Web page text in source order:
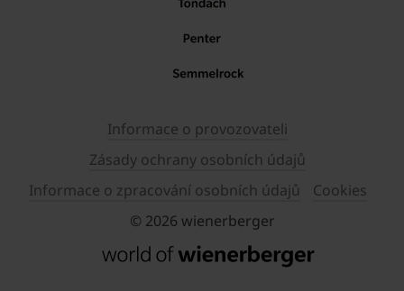
Informace o provozovateli
Zásady ochrany osobních údajů
Informace o zpracování osobních údajů
Cookies
© 2026 wienerberger